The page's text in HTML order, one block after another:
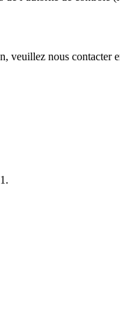
veuillez nous contacter